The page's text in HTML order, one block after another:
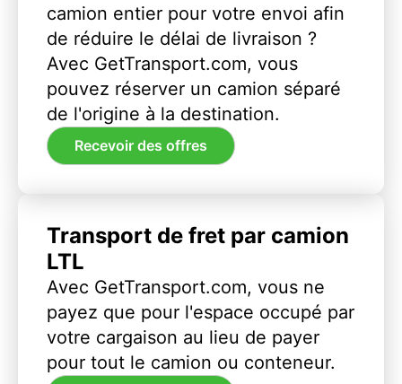
camion entier pour votre envoi afin
de réduire le délai de livraison ?
Avec GetTransport.com, vous
pouvez réserver un camion séparé
de l'origine à la destination.
Recevoir des offres
Transport de fret par camion
LTL
Avec GetTransport.com, vous ne
payez que pour l'espace occupé par
votre cargaison au lieu de payer
pour tout le camion ou conteneur.